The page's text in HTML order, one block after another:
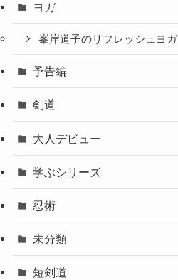
ヨガ
峯岸道子のリフレッシュヨガ
予告編
剣道
大人デビュー
学ぶシリーズ
忍術
未分類
短剣道